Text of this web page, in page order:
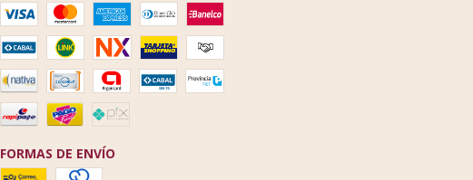
FORMAS DE ENVÍO